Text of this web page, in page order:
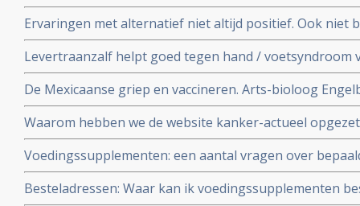
Ervaringen met alternatief niet altijd positief. Ook niet
ervaring
Levertraanzalf helpt goed tegen hand / voetsyndroom
name Xeloda - capecitabine
De Mexicaanse griep en vaccineren. Arts-bioloog
conclusies op basis van wetenschappeliijke analyse en
Waarom hebben we de website kanker-actueel
Voedingssupplementen: een aantal vragen over
elkaar gezet
Besteladressen: Waar kan ik voedingssupplementen